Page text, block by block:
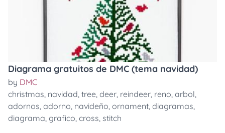
Diagrama gratuitos de DMC (tema navidad)
by DMC
christmas, navidad, tree, deer, reindeer, reno, arbol,
adornos, adorno, navideño, ornament, diagramas,
diagrama, grafico, cross, stitch